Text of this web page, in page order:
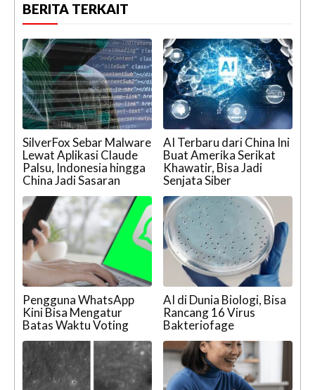
BERITA TERKAIT
SilverFox Sebar Malware
Lewat Aplikasi Claude
Palsu, Indonesia hingga
China Jadi Sasaran
AI Terbaru dari China Ini
Buat Amerika Serikat
Khawatir, Bisa Jadi
Senjata Siber
Pengguna WhatsApp
Kini Bisa Mengatur
Batas Waktu Voting
AI di Dunia Biologi, Bisa
Rancang 16 Virus
Bakteriofage